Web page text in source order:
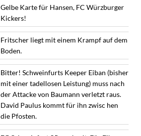
Gelbe Karte für Hansen, FC Würzburger
Kickers!
Fritscher liegt mit einem Krampf auf dem
Boden.
Bitter! Schweinfurts Keeper Eiban (bisher
mit einer tadellosen Leistung) muss nach
der Attacke von Baumann verletzt raus.
David Paulus kommt für ihn zwisc hen
die Pfosten.